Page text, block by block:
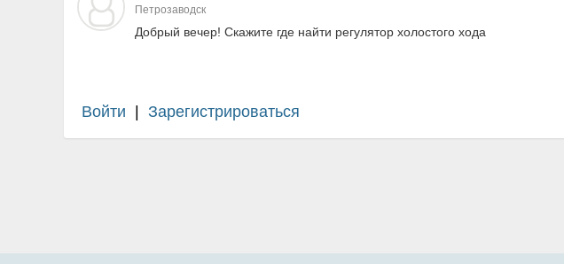
Петрозаводск
Добрый вечер! Скажите где найти регулятор холостого хода
Войти Зарегистрироваться